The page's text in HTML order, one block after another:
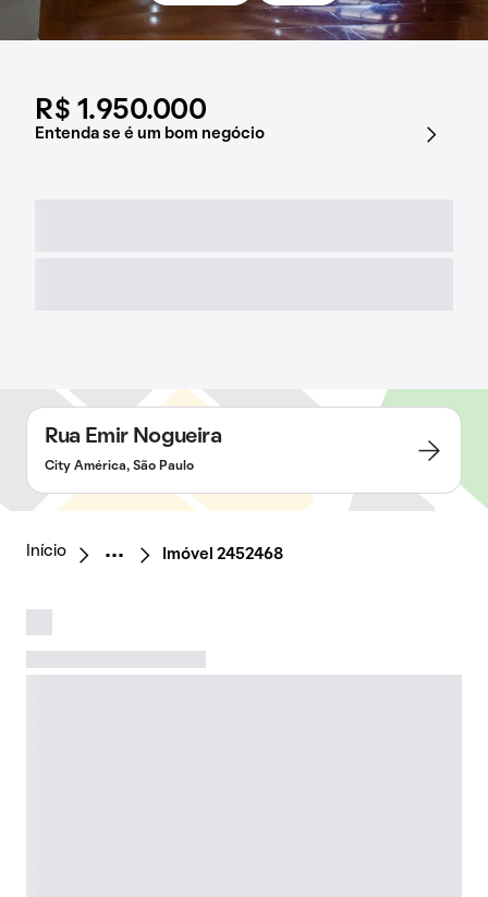
R$ 1.950.000
Entenda se é um bom negócio
Rua Emir Nogueira
City América, São Paulo
Início Imóvel 2452468